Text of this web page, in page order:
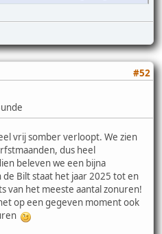
#52
vrij somber verloopt. We zien
dus heel
beleven we een bijna
Bilt staat het jaar 2025 tot en
van het meeste aantal zonuren!
op een gegeven moment ook